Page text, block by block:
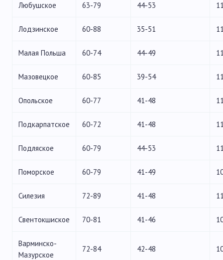
Любушское 63-79 44-53
Лодзинское 60-88 35-51
Малая Польша 60-74 44-49
Мазовецкое 60-85 39-54
Опольское 60-77 41-48
Подкарпатское 60-72 41-48
Подляское 60-79 44-53
Поморское 60-79 41-49
Силезия 72-89 41-48
Свентокшиское 70-81 41-46
Варминско-
Мазурское
72-84 42-48